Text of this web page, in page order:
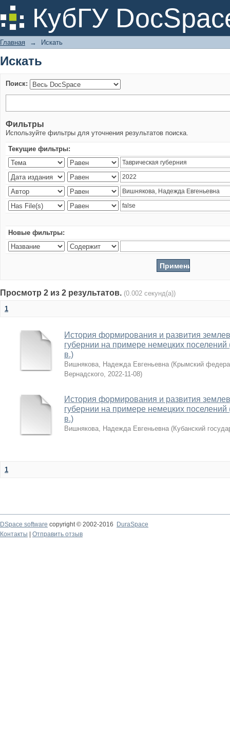
КубГУ
Искать
Главная → Искать
Искать
Поиск:
Фильтры
Используйте фильтры для уточнения результатов поиска.
Текущие фильтры:
Новые фильтры:
Просмотр 2 из 2 результатов. (0.002 секунд(а))
1
История формирования и развития
губернии на примере немецких
в.)
Вишнякова, Надежда Евгеньевна (Крымский
Вернадского, 2022-11-08)
История формирования и развития
губернии на примере немецких
в.)
Вишнякова, Надежда Евгеньевна (Кубанский
1
DSpace software copyright © 2002-2016
DuraSpace
Контакты
Отправить отзыв